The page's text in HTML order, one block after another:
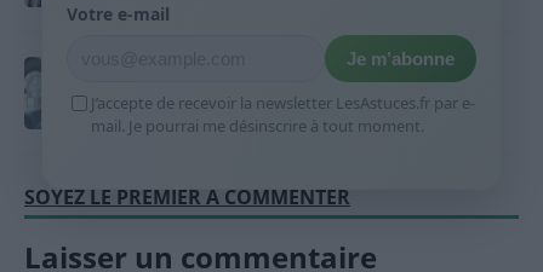
Entretien de la machine à laver : étapes
15 septembre 2025 Nathalie Leclerc
SOYEZ LE PREMIER À COMMENTER
Laisser un commentaire
Votre e-mail
Je m’abonne
J’accepte de recevoir la newsletter LesAstuces.fr par e-
mail. Je pourrai me désinscrire à tout moment.